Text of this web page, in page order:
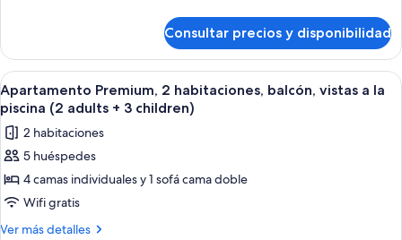
Terrace,
2
adults
+
3
children)
Premium,
habitaciones
(with
Terrace,
2
adults
3
children)
Consultar precios y disponibilidad
Abrir
todas
las
fotos
de
Apartamento
Premium,
2
Habitación de hotel moderna con
7
Apartamento Premium, 2 habitaciones, balcón, vistas a la
piscina (2 adults + 3 children)
2 habitaciones
5 huéspedes
4 camas individuales y 1 sofá cama doble
Wifi gratis
Ver más detalles
Más